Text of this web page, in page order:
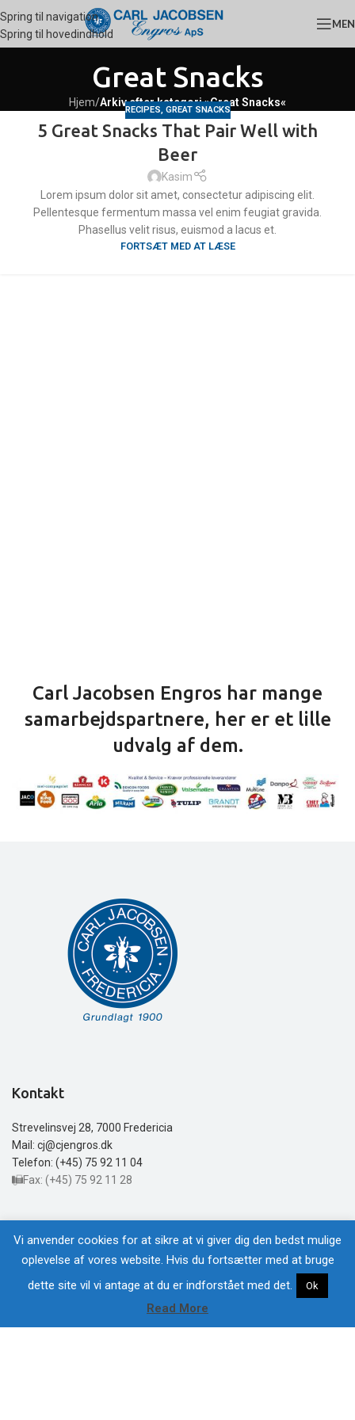
Spring til navigation
Spring til hovedindhold
Great Snacks
Hjem/Arkiv efter kategori »Great Snacks«
RECIPES, GREAT SNACKS
5 Great Snacks That Pair Well with
Beer
Kasim
Lorem ipsum dolor sit amet, consectetur adipiscing elit.
Pellentesque fermentum massa vel enim feugiat gravida.
Phasellus velit risus, euismod a lacus et.
FORTSÆT MED AT LÆSE
Carl Jacobsen Engros har mange
samarbejdspartnere, her er et lille
udvalg af dem.
Kontakt
Strevelinsvej 28, 7000 Fredericia
Mail: cj@cjengros.dk
Telefon: (+45) 75 92 11 04
Fax: (+45) 75 92 11 28
Mandag -Torsdag: 8:00 – 16:00
Fredag: 8:00 – 12:00
Vi anvender cookies for at sikre at vi giver dig den bedst mulige
oplevelse af vores website. Hvis du fortsætter med at bruge
dette site vil vi antage at du er indforstået med det.
Ok
Read More